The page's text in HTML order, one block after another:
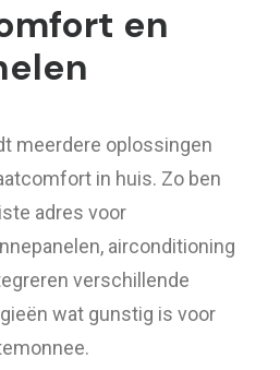
en
meerdere oplossingen
in huis. Zo ben
adres voor
airconditioning
verschillende
wat gunstig is voor